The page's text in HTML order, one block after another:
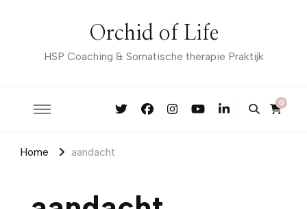
Orchid of Life
HSP Coaching & Somatische therapie Praktijk
0
Home aandacht